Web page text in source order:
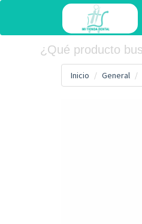
Inicio General